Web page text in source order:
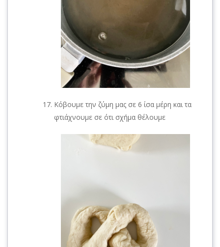
Κόβουμε την ζύμη μας σε 6 ίσα μέρη και τα
φτιάχνουμε σε ότι σχήμα θέλουμε